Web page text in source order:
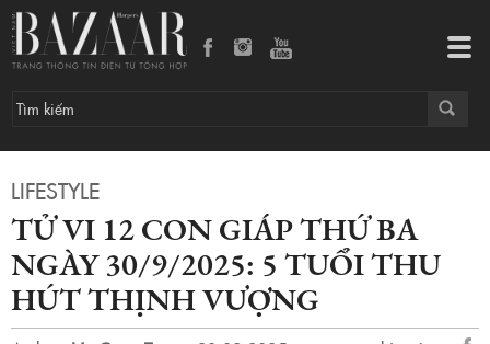
LIFESTYLE
TỬ VI 12 CON GIÁP THỨ BA
NGÀY 30/9/2025: 5 TUỔI THU
HÚT THỊNH VƯỢNG